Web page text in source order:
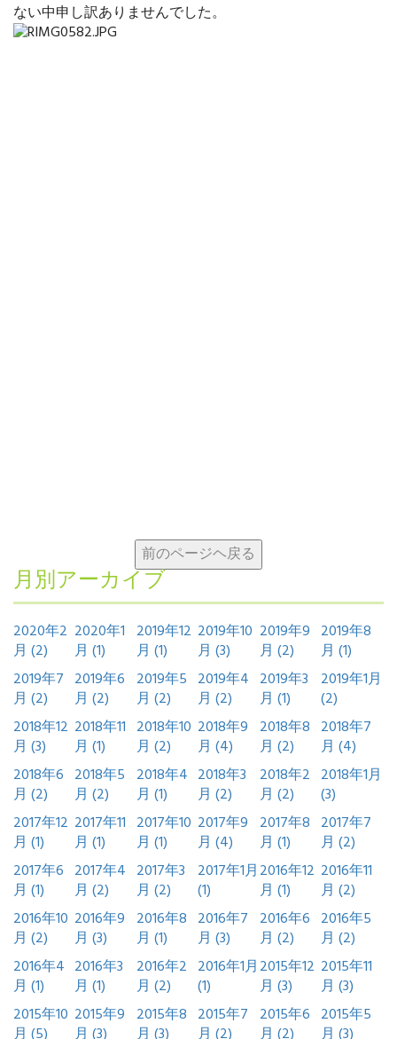
ない中申し訳ありませんでした。
月別アーカイブ
2020年2
月 (2)
2020年1
月 (1)
2019年12
月 (1)
2019年10
月 (3)
2019年9
月 (2)
2019年8
月 (1)
2019年7
月 (2)
2019年6
月 (2)
2019年5
月 (2)
2019年4
月 (2)
2019年3
月 (1)
2019年1月
(2)
2018年12
月 (3)
2018年11
月 (1)
2018年10
月 (2)
2018年9
月 (4)
2018年8
月 (2)
2018年7
月 (4)
2018年6
月 (2)
2018年5
月 (2)
2018年4
月 (1)
2018年3
月 (2)
2018年2
月 (2)
2018年1月
(3)
2017年12
月 (1)
2017年11
月 (1)
2017年10
月 (1)
2017年9
月 (4)
2017年8
月 (1)
2017年7
月 (2)
2017年6
月 (1)
2017年4
月 (2)
2017年3
月 (2)
2017年1月
(1)
2016年12
月 (1)
2016年11
月 (2)
2016年10
月 (2)
2016年9
月 (3)
2016年8
月 (1)
2016年7
月 (3)
2016年6
月 (2)
2016年5
月 (2)
2016年4
月 (1)
2016年3
月 (1)
2016年2
月 (2)
2016年1月
(1)
2015年12
月 (3)
2015年11
月 (3)
2015年10 2015年9 2015年8 2015年7 2015年6 2015年5